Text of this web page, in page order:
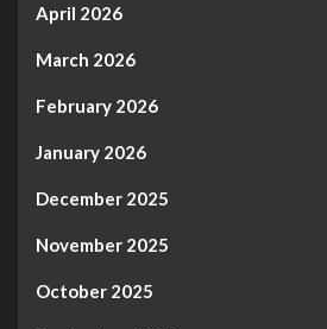
April 2026
March 2026
February 2026
January 2026
December 2025
November 2025
October 2025